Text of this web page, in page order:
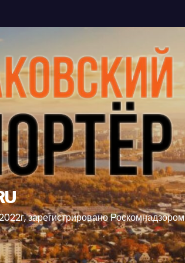
зарегистрировано Роскомнадзором